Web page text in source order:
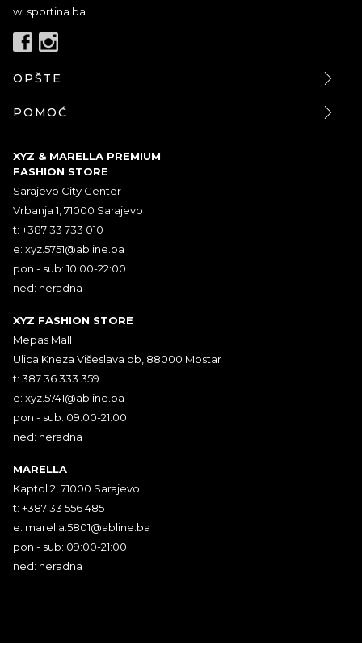
w: sportina.ba
OPŠTE
POMOĆ
XYZ & MARELLA PREMIUM
FASHION STORE
Sarajevo City Center
Vrbanja 1, 71000 Sarajevo
t: +387 33 733 010
e: xyz.5751@abline.ba
pon - sub: 10:00-22:00
ned: neradna
XYZ FASHION STORE
Mepas Mall
Ulica Kneza Višeslava bb, 88000 Mostar
t: 387 36 333 359
e: xyz.5741@abline.ba
pon - sub: 09:00-21:00
ned: neradna
MARELLA
Kaptol 2, 71000 Sarajevo
t: +387 33 556 485
e: marella.5801@abline.ba
pon - sub: 09:00-21:00
ned: neradna